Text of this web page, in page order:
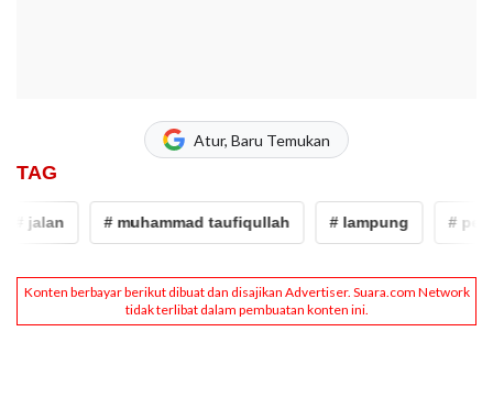
Atur, Baru Temukan
TAG
jalan # muhammad taufiqullah # lampung #